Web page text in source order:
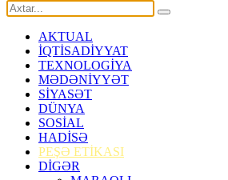
AKTUAL
İQTİSADİYYAT
TEXNOLOGİYA
MƏDƏNİYYƏT
SİYASƏT
DÜNYA
SOSİAL
HADİSƏ
PEŞƏ ETİKASI
DİGƏR